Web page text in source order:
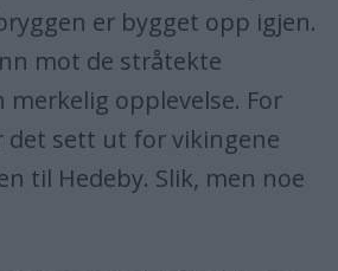
er bygget opp igjen.
mot de stråtekte
merkelig opplevelse. For
sett ut for vikingene
til Hedeby. Slik, men noe